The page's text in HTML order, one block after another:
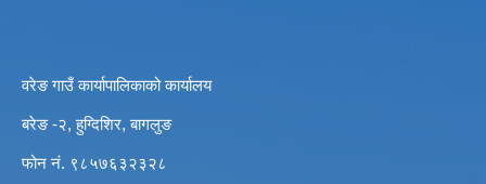
वरेङ गाउँ कार्यापालिकाको कार्यालय
बरेङ -२, हुग्दिशिर, बागलुङ
फोन नं. ९८५७६३२३२८